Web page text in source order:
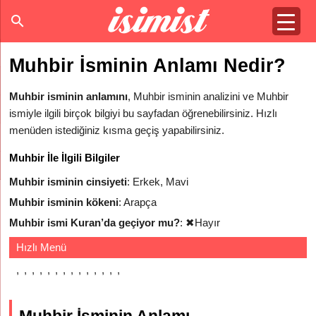
Muhbir İsminin Anlamı Nedir?
Muhbir isminin anlamını, Muhbir isminin analizini ve Muhbir
ismiyle ilgili birçok bilgiyi bu sayfadan öğrenebilirsiniz. Hızlı
menüden istediğiniz kısma geçiş yapabilirsiniz.
Muhbir İle İlgili Bilgiler
Muhbir isminin cinsiyeti: Erkek, Mavi
Muhbir isminin kökeni: Arapça
Muhbir ismi Kuran’da geçiyor mu?: ✖Hayır
Hızlı Menü